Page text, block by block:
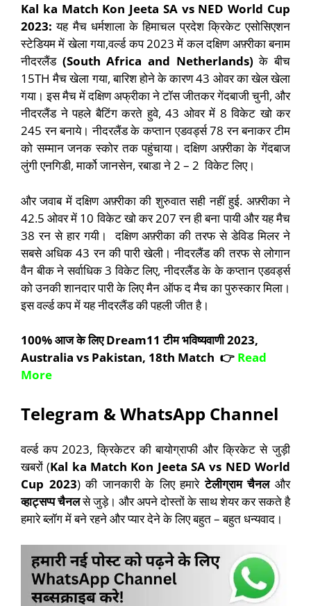
Kal ka Match Kon Jeeta SA vs NED World Cup
2023: यह मैच धर्मशाला के हिमाचल प्रदेश क्रिकेट एसोसिएशन
स्टेडियम में खेला गया,वर्ल्ड कप 2023 में कल दक्षिण अफ़्रीका बनाम
नीदरलैंड (South Africa and Netherlands) के बीच
15TH मैच खेला गया, बारिश होने के कारण 43 ओवर का खेल खेला
गया। इस मैच में दक्षिण अफ्रीका ने टॉस जीतकर गेंदबाजी चुनी, और
नीदरलैंड ने पहले बैटिंग करते हुवे, 43 ओवर में 8 विकेट खो कर
245 रन बनाये। नीदरलैंड के कप्तान एडवर्ड्स 78 रन बनाकर टीम
को सम्मान जनक स्कोर तक पहुंचाया। दक्षिण अफ़्रीका के गेंदबाज
लुंगी एनगिडी, मार्को जानसेन, रबाडा ने 2 – 2 विकेट लिए।
और जवाब में दक्षिण अफ़्रीका की शुरुवात सही नहीं हुई. अफ़्रीका ने
42.5 ओवर में 10 विकेट खो कर 207 रन ही बना पायी और यह मैच
38 रन से हार गयी। दक्षिण अफ़्रीका की तरफ से डेविड मिलर ने
सबसे अधिक 43 रन की पारी खेली। नीदरलैंड की तरफ से लोगान
वैन बीक ने सर्वाधिक 3 विकेट लिए, नीदरलैंड के के कप्तान एडवर्ड्स
को उनकी शानदार पारी के लिए मैन ऑफ द मैच का पुरुस्कार मिला।
इस वर्ल्ड कप में यह नीदरलैंड की पहली जीत है।
100% आज के लिए Dream11 टीम भविष्यवाणी 2023,
Australia vs Pakistan, 18th Match 👉 Read
More
Telegram & WhatsApp Channel
वर्ल्ड कप 2023, क्रिकेटर की बायोग्राफी और क्रिकेट से जुड़ी
खबरों (Kal ka Match Kon Jeeta SA vs NED World
Cup 2023) की जानकारी के लिए हमारेटेलीग्राम चैनलऔर
व्हाट्सप्प चैनलसे जुड़े। और अपने दोस्तों के साथ शेयर कर सकते है
हमारे ब्लॉग में बने रहने और प्यार देने के लिए बहुत – बहुत धन्यवाद।